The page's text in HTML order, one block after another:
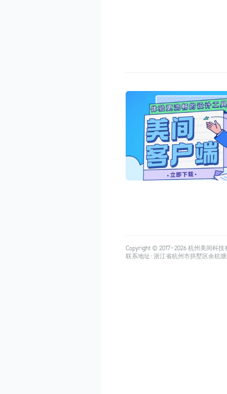
Copyright © 2017-2026杭州美间科技
联系地址：浙江省杭州市拱墅区余杭